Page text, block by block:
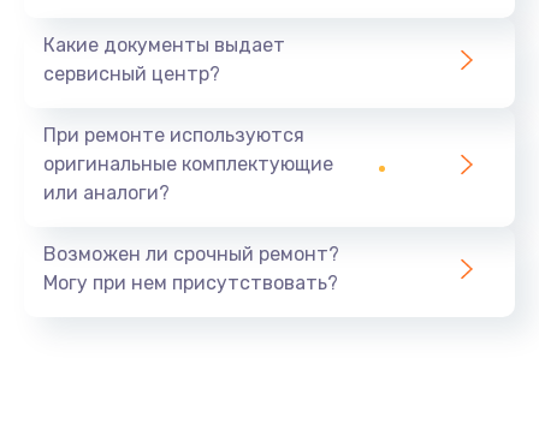
Какие документы выдает
сервисный центр?
При ремонте используются
оригинальные комплектующие
или аналоги?
Возможен ли срочный ремонт?
Могу при нем присутствовать?